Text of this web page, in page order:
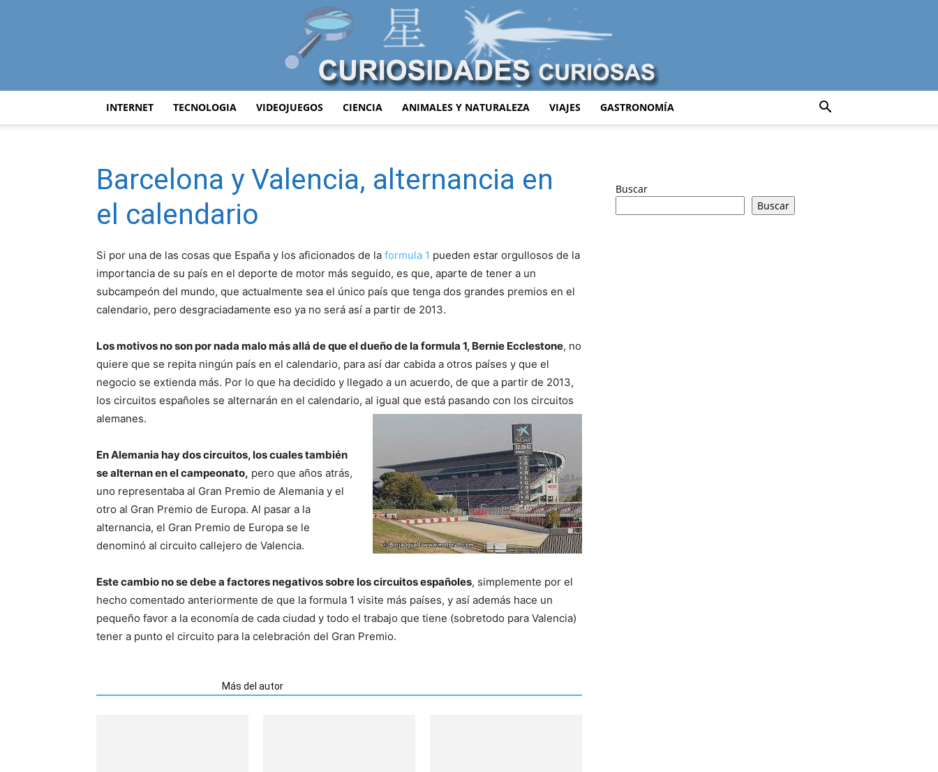
Mundo
INTERNET TECNOLOGIA VIDEOJUEGOS CIENCIA ANIMALES Y NATURALEZA VIAJES GASTRONOMÍA
Barcelona y Valencia, alternancia en
el calendario
Si por una de las cosas que España y los aficionados de la formula 1 pueden estar orgullosos de la
importancia de su país en el deporte de motor más seguido, es que, aparte de tener a un
subcampeón del mundo, que actualmente sea el único país que tenga dos grandes premios en el
calendario, pero desgraciadamente eso ya no será así a partir de 2013.
Los motivos no son por nada malo más allá de que el dueño de la formula 1, Bernie Ecclestone, no
quiere que se repita ningún país en el calendario, para así dar cabida a otros países y que el
negocio se extienda más. Por lo que ha decidido y llegado a un acuerdo, de que a partir de 2013,
los circuitos españoles se alternarán en el calendario, al igual que está pasando con los circuitos
alemanes.
En Alemania hay dos circuitos, los cuales también
se alternan en el campeonato, pero que años atrás,
uno representaba al Gran Premio de Alemania y el
otro al Gran Premio de Europa. Al pasar a la
alternancia, el Gran Premio de Europa se le
denominó al circuito callejero de Valencia.
Este cambio no se debe a factores negativos sobre los circuitos españoles, simplemente por el
hecho comentado anteriormente de que la formula 1 visite más países, y así además hace un
pequeño favor a la economía de cada ciudad y todo el trabajo que tiene (sobretodo para Valencia)
tener a punto el circuito para la celebración del Gran Premio.
Más del autor
Buscar
Buscar